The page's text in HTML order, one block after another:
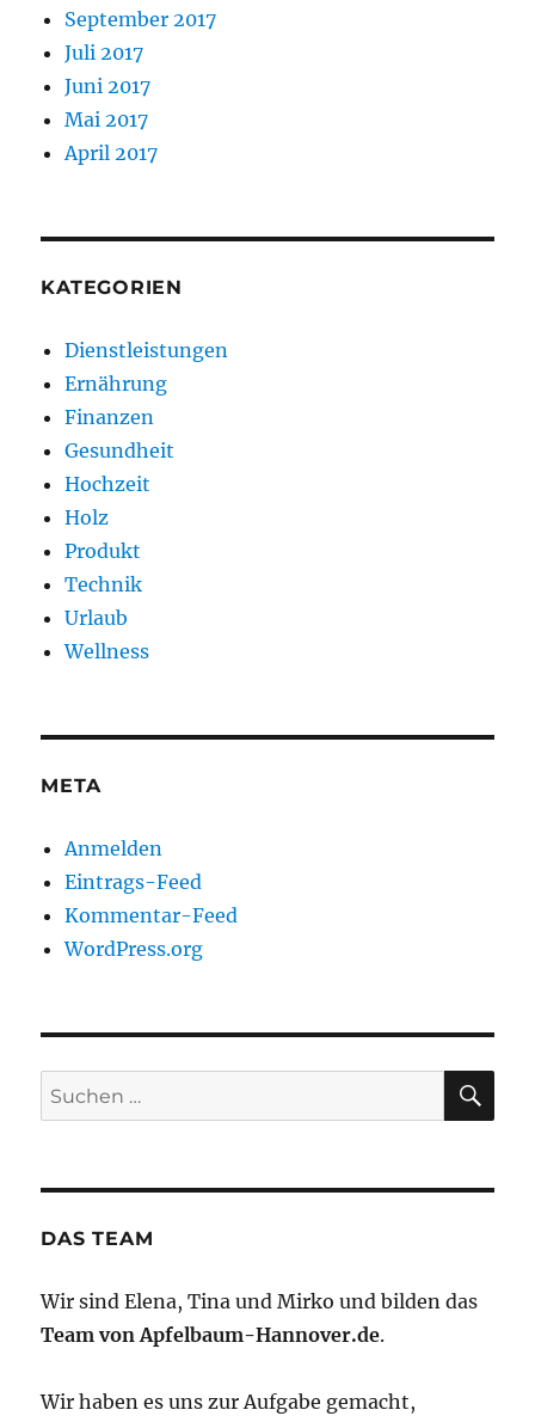
September 2017
Juli 2017
Juni 2017
Mai 2017
April 2017
KATEGORIEN
Dienstleistungen
Ernährung
Finanzen
Gesundheit
Hochzeit
Holz
Produkt
Technik
Urlaub
Wellness
META
Anmelden
Eintrags-Feed
Kommentar-Feed
WordPress.org
Suchen
nach:
DAS TEAM
Wir sind Elena, Tina und Mirko und bilden das
Team von Apfelbaum-Hannover.de.
Wir haben es uns zur Aufgabe gemacht,